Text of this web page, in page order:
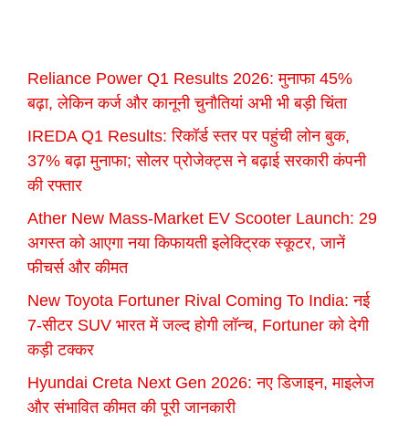
Reliance Power Q1 Results 2026: मुनाफा 45%
बढ़ा, लेकिन कर्ज और कानूनी चुनौतियां अभी भी बड़ी चिंता
IREDA Q1 Results: रिकॉर्ड स्तर पर पहुंची लोन बुक,
37% बढ़ा मुनाफा; सोलर प्रोजेक्ट्स ने बढ़ाई सरकारी कंपनी
की रफ्तार
Ather New Mass-Market EV Scooter Launch: 29
अगस्त को आएगा नया किफायती इलेक्ट्रिक स्कूटर, जानें
फीचर्स और कीमत
New Toyota Fortuner Rival Coming To India: नई
7-सीटर SUV भारत में जल्द होगी लॉन्च, Fortuner को देगी
कड़ी टक्कर
Hyundai Creta Next Gen 2026: नए डिजाइन, माइलेज
और संभावित कीमत की पूरी जानकारी